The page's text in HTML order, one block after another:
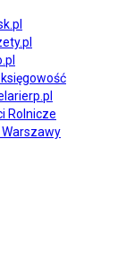
księgowość
Rolnicze
Warszawy